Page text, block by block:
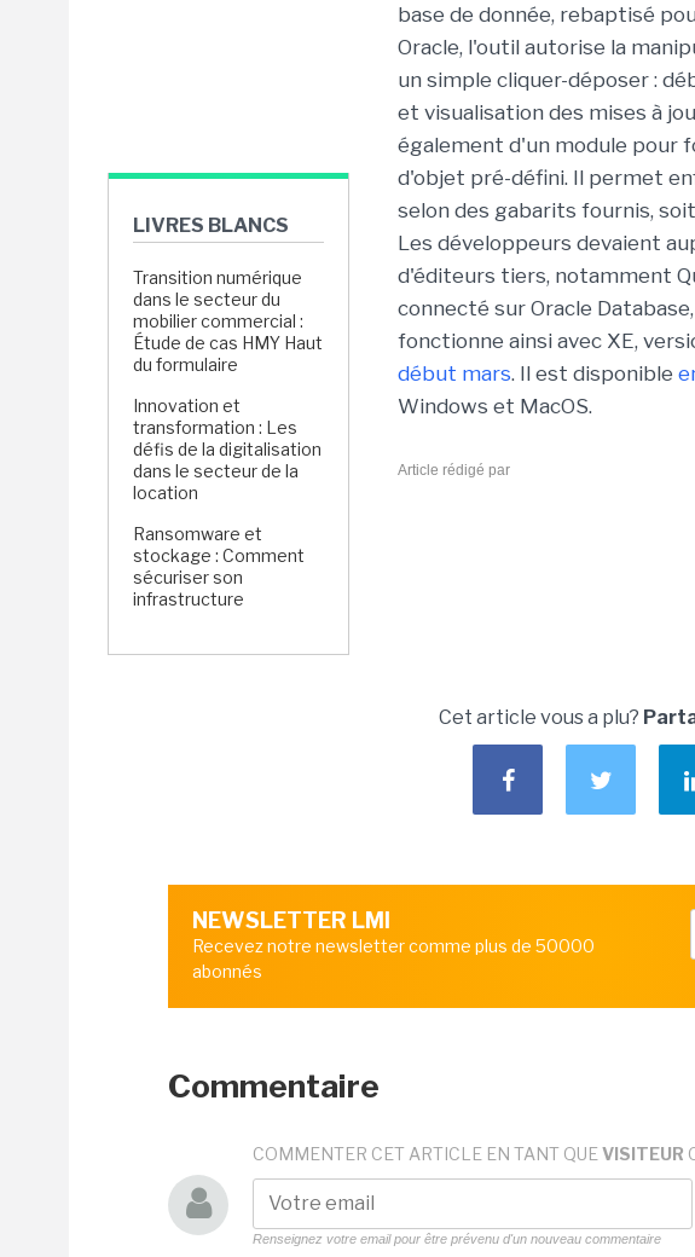
LIVRES BLANCS
Transition numérique
dans le secteur du
mobilier commercial :
Étude de cas HMY Haut
du formulaire
Innovation et
transformation : Les
défis de la digitalisation
dans le secteur de la
location
Ransomware et
stockage : Comment
sécuriser son
infrastructure
base de donnée, rebaptisé
Oracle, l'outil autorise la
un simple cliquer-déposer :
et visualisation des mises à
également d'un module pour
d'objet pré-défini. Il permet
selon des gabarits fournis,
Les développeurs devaient
d'éditeurs tiers, notamment
connecté sur Oracle
fonctionne ainsi avec XE,
début mars. Il est disponible
Windows et MacOS.
Article rédigé par
Cet article vous a plu?
NEWSLETTER LMI
Recevez notre newsletter comme plus de 50000
abonnés
Commentaire
COMMENTER CET ARTICLE EN TANT QUE VISITEUR
Renseignez votre email pour être prévenu d'un nouveau commentaire